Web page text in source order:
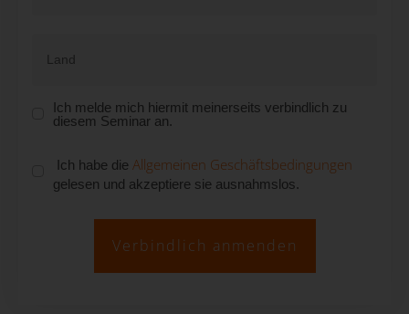
Ich melde mich hiermit meinerseits verbindlich zu
diesem Seminar an.
Ich habe die Allgemeinen Geschäftsbedingungen
gelesen und akzeptiere sie ausnahmslos.
Verbindlich anmenden